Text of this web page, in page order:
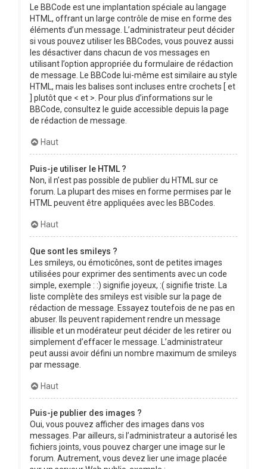
Le BBCode est une implantation spéciale au langage
HTML, offrant un large contrôle de mise en forme des
éléments d’un message. L’administrateur peut décider
si vous pouvez utiliser les BBCodes, vous pouvez aussi
les désactiver dans chacun de vos messages en
utilisant l’option appropriée du formulaire de rédaction
de message. Le BBCode lui-même est similaire au style
HTML, mais les balises sont incluses entre crochets [ et
] plutôt que < et >. Pour plus d’informations sur le
BBCode, consultez le guide accessible depuis la page
de rédaction de message.
Haut
Puis-je utiliser le HTML ?
Non, il n’est pas possible de publier du HTML sur ce
forum. La plupart des mises en forme permises par le
HTML peuvent être appliquées avec les BBCodes.
Haut
Que sont les smileys ?
Les smileys, ou émoticônes, sont de petites images
utilisées pour exprimer des sentiments avec un code
simple, exemple : :) signifie joyeux, :( signifie triste. La
liste complète des smileys est visible sur la page de
rédaction de message. Essayez toutefois de ne pas en
abuser. Ils peuvent rapidement rendre un message
illisible et un modérateur peut décider de les retirer ou
simplement d’effacer le message. L’administrateur
peut aussi avoir défini un nombre maximum de smileys
par message.
Haut
Puis-je publier des images ?
Oui, vous pouvez afficher des images dans vos
messages. Par ailleurs, si l’administrateur a autorisé les
fichiers joints, vous pouvez charger une image sur le
forum. Autrement, vous devez lier une image placée